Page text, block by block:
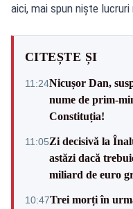
aici, mai spun niște
CITEȘTE ȘI
11:24Nicușor Dan,
nume de prim-
Constituția!
11:05Zi decisivă la
astăzi dacă
miliard de euro
10:47Trei morți în